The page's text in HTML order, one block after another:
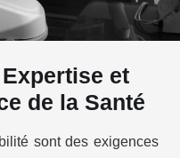
et
de la Santé
sont des exigences